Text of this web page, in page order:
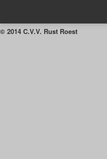
© 2014 C.V.V. Rust Roest